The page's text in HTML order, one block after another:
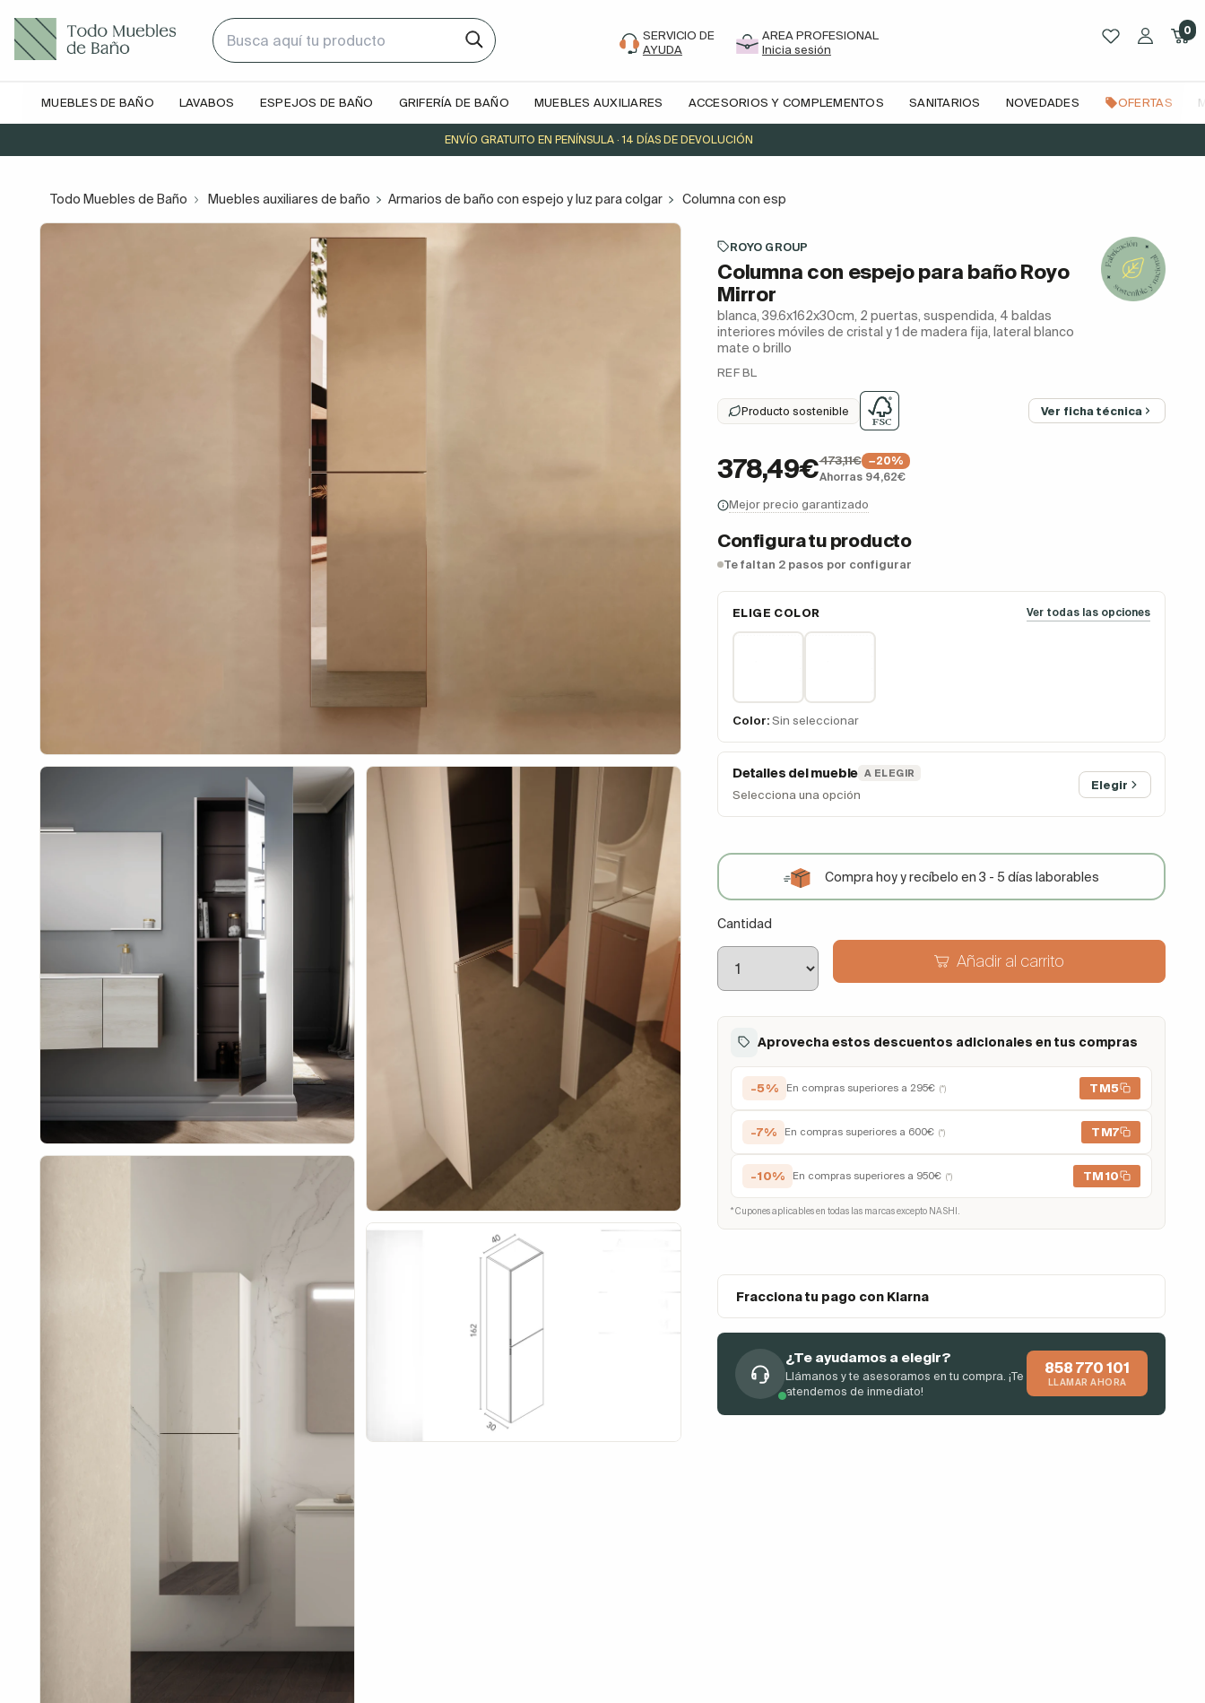
SERVICIO DE
AYUDA
AREA PROFESIONAL
Inicia sesión
0
MUEBLES DE BAÑO LAVABOS ESPEJOS DE BAÑO GRIFERÍA DE BAÑO MUEBLES AUXILIARES ACCESORIOS Y COMPLEMENTOS SANITARIOS NOVEDADES OFERTAS
ENVÍO GRATUITO EN PENÍNSULA · 14 DÍAS DE DEVOLUCIÓN
Todo Muebles de Baño Muebles auxiliares de baño Armarios de baño con espejo y luz para colgar Columna con espejo para baño Royo Mirror
ROYO GROUP
Columna con espejo para baño Royo
Mirror
blanca, 39.6x162x30cm, 2 puertas, suspendida, 4 baldas
interiores móviles de cristal y 1 de madera fija, lateral blanco
mate o brillo
REF BL
Producto sostenible Ver ficha técnica
378,49€473,11€
−20%
Ahorras 94,62€
Mejor precio garantizado
Configura tu producto
Te faltan 2 pasos por configurar
ELIGE COLOR Ver todas las opciones
Color: Sin seleccionar
Detalles del mueble A ELEGIR
Selecciona una opción
Elegir
Compra hoy y recíbelo en 3 - 5 días laborables
Cantidad
Añadir al carrito
Aprovecha estos descuentos adicionales en tus compras
-5% En compras superiores a 295€ (*) TM5
-7% En compras superiores a 600€ (*) TM7
-10% En compras superiores a 950€ (*) TM10
* Cupones aplicables en todas las marcas excepto NASHI.
Fracciona tu pago con Klarna
¿Te ayudamos a elegir?
Llámanos y te asesoramos en tu compra. ¡Te
atendemos de inmediato!
858 770 101
LLAMAR AHORA